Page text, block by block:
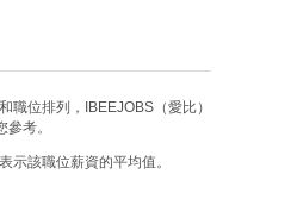
位排列，IBEEJOBS（愛比）
考。
示該職位薪資的平均值。